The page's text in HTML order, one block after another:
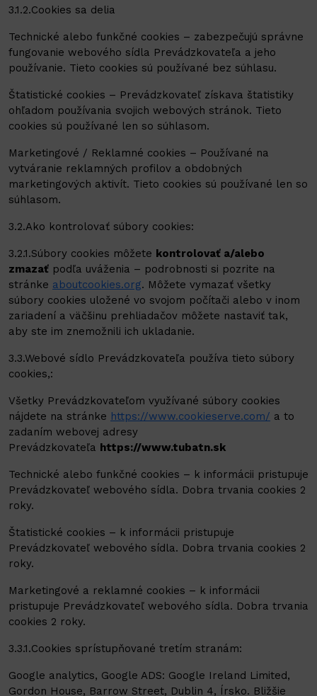
3.1.2.Cookies sa delia
Technické alebo funkčné cookies – zabezpečujú správne
fungovanie webového sídla Prevádzkovateľa a jeho
používanie. Tieto cookies sú používané bez súhlasu.
Štatistické cookies – Prevádzkovateľ získava štatistiky
ohľadom používania svojich webových stránok. Tieto
cookies sú používané len so súhlasom.
Marketingové / Reklamné cookies – Používané na
vytváranie reklamných profilov a obdobných
marketingových aktivít. Tieto cookies sú používané len so
súhlasom.
3.2.Ako kontrolovať súbory cookies:
3.2.1.Súbory cookies môžete kontrolovať a/alebo
zmazať podľa uváženia – podrobnosti si pozrite na
stránke aboutcookies.org. Môžete vymazať všetky
súbory cookies uložené vo svojom počítači alebo v inom
zariadení a väčšinu prehliadačov môžete nastaviť tak,
aby ste im znemožnili ich ukladanie.
3.3.Webové sídlo Prevádzkovateľa používa tieto súbory
cookies,:
Všetky Prevádzkovateľom využívané súbory cookies
nájdete na stránke https://www.cookieserve.com/ a to
zadaním webovej adresy
Prevádzkovateľa https://www.tubatn.sk
Technické alebo funkčné cookies – k informácii pristupuje
Prevádzkovateľ webového sídla. Dobra trvania cookies 2
roky.
Štatistické cookies – k informácii pristupuje
Prevádzkovateľ webového sídla. Dobra trvania cookies 2
roky.
Marketingové a reklamné cookies – k informácii
pristupuje Prevádzkovateľ webového sídla. Dobra trvania
cookies 2 roky.
3.3.1.Cookies sprístupňované tretím stranám:
Google analytics, Google ADS: Google Ireland Limited,
Gordon House, Barrow Street, Dublin 4, Írsko. Bližšie